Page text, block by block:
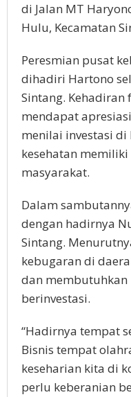
di Jalan MT
Hulu, Kecamatan
Peresmian pusat
dihadiri Hartono
Sintang.
mendapat
menilai investasi
kesehatan
masyarakat.
Dalam
dengan hadirnya
Sintang.
kebugaran di
dan
berinvestasi.
“Hadirnya tempat
Bisnis tempat
keseharian kita di
perlu keberanian